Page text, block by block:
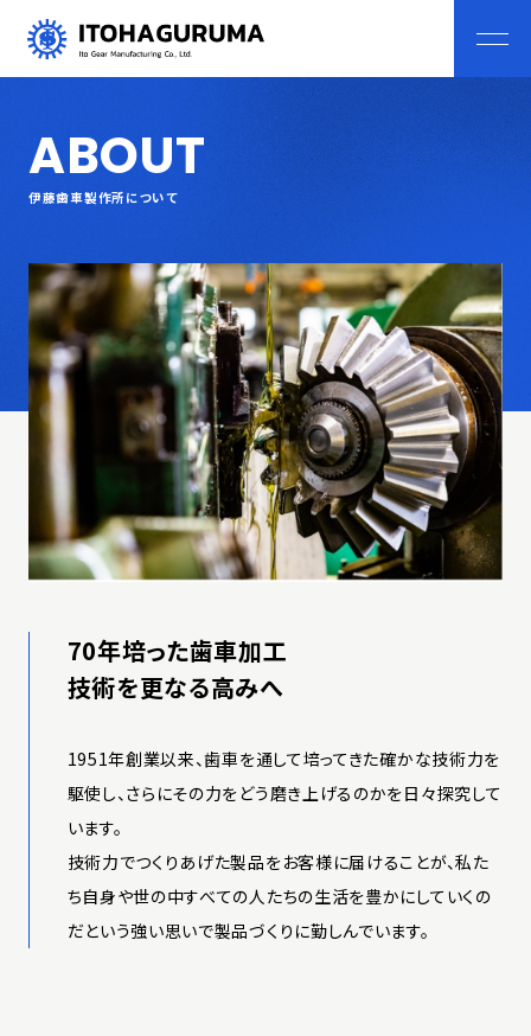
ABOUT
伊藤歯車製作所について
70年培った歯車加工
技術を更なる高みへ
1951年創業以来、歯車を通して培ってきた確かな技術力を
駆使し、さらにその力をどう磨き上げるのかを日々探究して
います。
技術力でつくりあげた製品をお客様に届けることが、私た
ち自身や世の中すべての人たちの生活を豊かにしていくの
だという強い思いで製品づくりに勤しんでいます。